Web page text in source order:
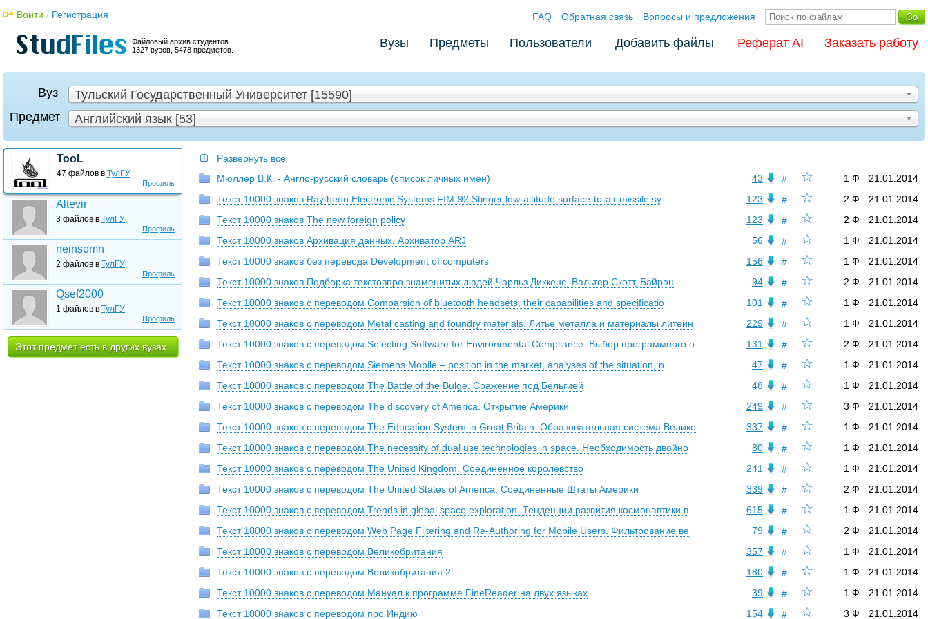
Файловый архив студентов.
1327 вузов, 5478 предметов.
Войти / Регистрация FAQ Обратная связь Вопросы и предложения
Вузы Предметы Пользователи Добавить файлы Реферат AI Заказать работу
Вуз
Тульский Государственный Университет [15590]
Предмет
Английский язык [53]
Профиль
TooL
47 файлов в ТулГУ
Профиль
Altevir
3 файлов в ТулГУ
Профиль
neinsomn
2 файлов в ТулГУ
Профиль
Qsef2000
1 файлов в ТулГУ
Этот предмет есть в других вузах
Развернуть все
☆
# 21.01.2014
1 Ф
43
Мюллер В.К. - Англо-русский словарь (список личных имен)
☆
# 21.01.2014
2 Ф
123
Текст 10000 знаков Raytheon Electronic Systems FIM-92 Stinger low-altitude surface-to-air missile sy
☆
# 21.01.2014
2 Ф
123
Текст 10000 знаков The new foreign policy
☆
# 21.01.2014
1 Ф
56
Текст 10000 знаков Архивация данных. Архиватор ARJ
☆
# 21.01.2014
1 Ф
156
Текст 10000 знаков без перевода Development of computers
☆
# 21.01.2014
2 Ф
94
Текст 10000 знаков Подборка текстовпро знаменитых людей Чарльз Диккенс, Вальтер Скотт, Байрон
☆
# 21.01.2014
1 Ф
101
Текст 10000 знаков с переводом Comparsion of bluetooth headsets, their capabilities and specificatio
☆
# 21.01.2014
1 Ф
229
Текст 10000 знаков с переводом Metal casting and foundry materials. Литье металла и материалы литейн
☆
# 21.01.2014
2 Ф
131
Текст 10000 знаков с переводом Selecting Software for Environmental Compliance. Выбор программного о
☆
# 21.01.2014
1 Ф
47
Текст 10000 знаков с переводом Siemens Mobile – position in the market, analyses of the situation, n
☆
# 21.01.2014
1 Ф
48
Текст 10000 знаков с переводом The Battle of the Bulge. Сражение под Бельгией
☆
# 21.01.2014
3 Ф
249
Текст 10000 знаков с переводом The discovery of America. Открытие Америки
☆
# 21.01.2014
1 Ф
337
Текст 10000 знаков с переводом The Education System in Great Britain. Образовательная система Велико
☆
# 21.01.2014
1 Ф
80
Текст 10000 знаков с переводом The necessity of dual use technologies in space. Необходимость двойно
☆
# 21.01.2014
1 Ф
241
Текст 10000 знаков с переводом The United Kingdom. Соединенное королевство
☆
# 21.01.2014
2 Ф
339
Текст 10000 знаков с переводом The United States of America. Соединенные Штаты Америки
☆
# 21.01.2014
1 Ф
615
Текст 10000 знаков с переводом Trends in global space exploration. Тенденции развития космонавтики в
☆
# 21.01.2014
2 Ф
79
Текст 10000 знаков с переводом Web Page Filtering and Re-Authoring for Mobile Users. Фильтрование ве
☆
# 21.01.2014
1 Ф
357
Текст 10000 знаков с переводом Великобритания
☆
# 21.01.2014
1 Ф
180
Текст 10000 знаков с переводом Великобритания 2
☆
# 21.01.2014
1 Ф
39
Текст 10000 знаков с переводом Мануал к программе FineReader на двух языках
☆
# 21.01.2014
3 Ф
154
Текст 10000 знаков с переводом про Индию